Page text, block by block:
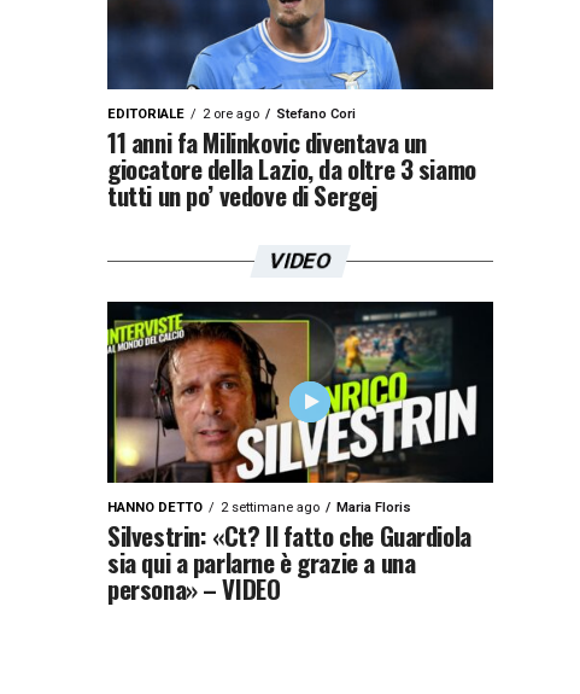
EDITORIALE 2 ore ago Stefano Cori
11 anni fa Milinkovic diventava un
giocatore della Lazio, da oltre 3 siamo
tutti un po’ vedove di Sergej
VIDEO
HANNO DETTO 2 settimane ago Maria Floris
Silvestrin: «Ct? Il fatto che Guardiola
sia qui a parlarne è grazie a una
persona» – VIDEO